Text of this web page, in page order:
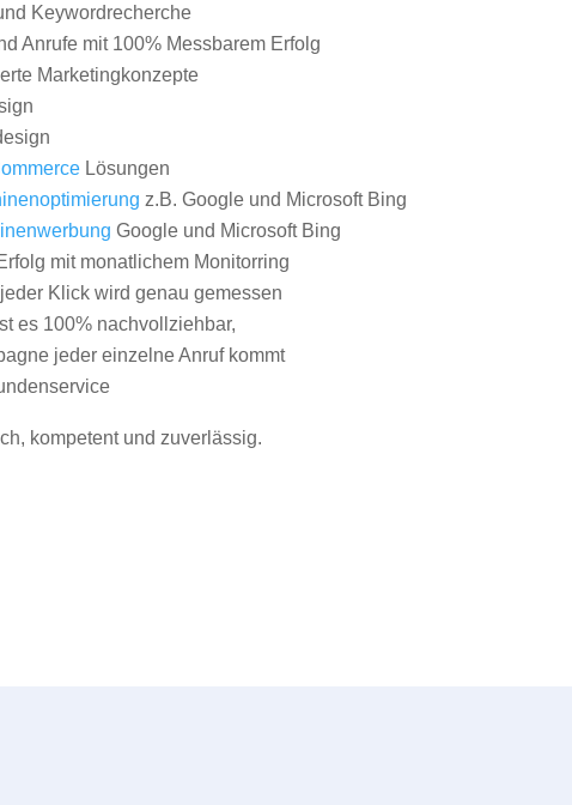
Keywordrecherche
Anrufe mit 100% Messbarem Erfolg
Marketingkonzepte
Lösungen
z.B. Google und Microsoft Bing
Google und Microsoft Bing
mit monatlichem Monitorring
Klick wird genau gemessen
es 100% nachvollziehbar,
jeder einzelne Anruf kommt
kompetent und zuverlässig.